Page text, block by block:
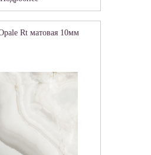
Rt матовая 10мм